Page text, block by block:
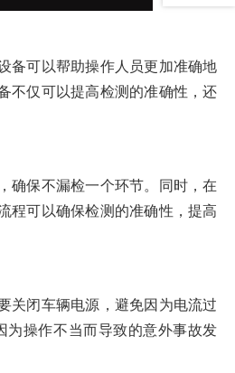
备可以帮助操作人员更加准确地
不仅可以提高检测的准确性，还
确保不漏检一个环节。同时，在
程可以确保检测的准确性，提高
关闭车辆电源，避免因为电流过
为操作不当而导致的意外事故发